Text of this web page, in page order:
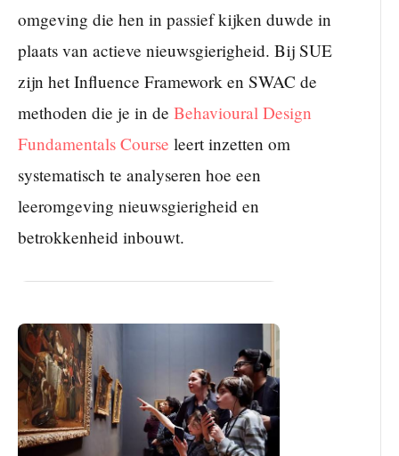
omgeving die hen in passief kijken duwde in
plaats van actieve nieuwsgierigheid. Bij SUE
zijn het Influence Framework en SWAC de
methoden die je in de Behavioural Design
Fundamentals Course leert inzetten om
systematisch te analyseren hoe een
leeromgeving nieuwsgierigheid en
betrokkenheid inbouwt.